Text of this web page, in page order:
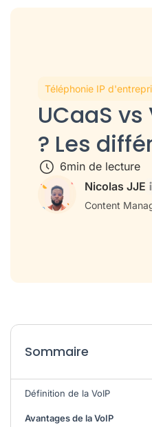
Téléphonie IP
UCaaS
? Les
6min de lecture
Nicolas JJE
Content
Sommaire
Définition de la VoIP
Avantages de la VoIP